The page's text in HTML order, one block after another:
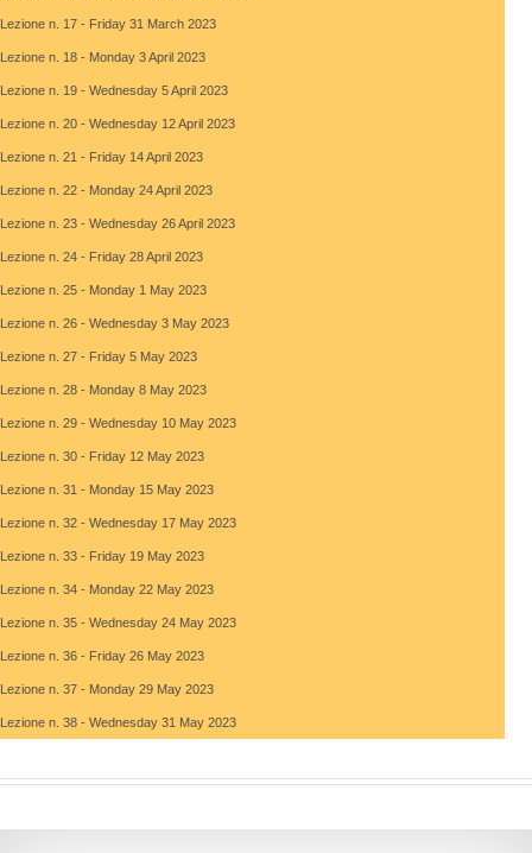
Lezione n. 17 - Friday 31 March 2023
Lezione n. 18 - Monday 3 April 2023
Lezione n. 19 - Wednesday 5 April 2023
Lezione n. 20 - Wednesday 12 April 2023
Lezione n. 21 - Friday 14 April 2023
Lezione n. 22 - Monday 24 April 2023
Lezione n. 23 - Wednesday 26 April 2023
Lezione n. 24 - Friday 28 April 2023
Lezione n. 25 - Monday 1 May 2023
Lezione n. 26 - Wednesday 3 May 2023
Lezione n. 27 - Friday 5 May 2023
Lezione n. 28 - Monday 8 May 2023
Lezione n. 29 - Wednesday 10 May 2023
Lezione n. 30 - Friday 12 May 2023
Lezione n. 31 - Monday 15 May 2023
Lezione n. 32 - Wednesday 17 May 2023
Lezione n. 33 - Friday 19 May 2023
Lezione n. 34 - Monday 22 May 2023
Lezione n. 35 - Wednesday 24 May 2023
Lezione n. 36 - Friday 26 May 2023
Lezione n. 37 - Monday 29 May 2023
Lezione n. 38 - Wednesday 31 May 2023